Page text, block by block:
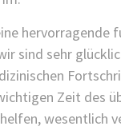
hervorragende
sind sehr
Zeit des
wesentlich